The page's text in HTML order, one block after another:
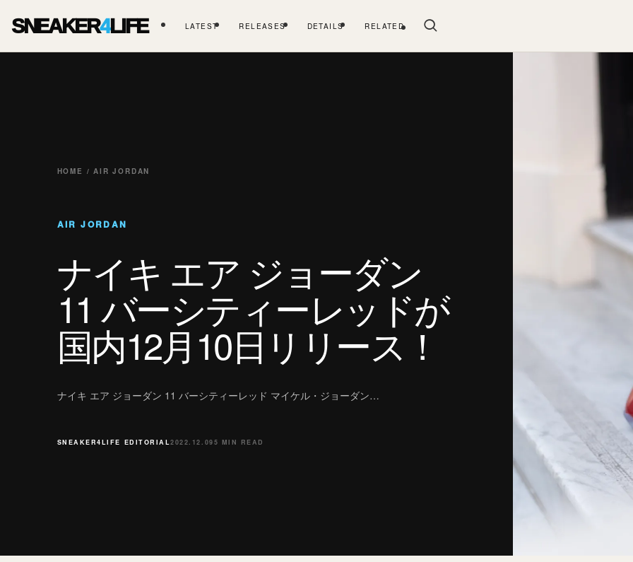
SNEAKER4LIFE LATEST RELEASES DETAILS RELATED
HOME / AIR JORDAN
AIR JORDAN
ナイキ エア ジョーダン
11 バーシティーレッドが
国内12月10日リリース！
ナイキ エア ジョーダン 11 バーシティーレッド マイケル・ジョーダン…
SNEAKER4LIFE EDITORIAL2022.12.095 MIN READ